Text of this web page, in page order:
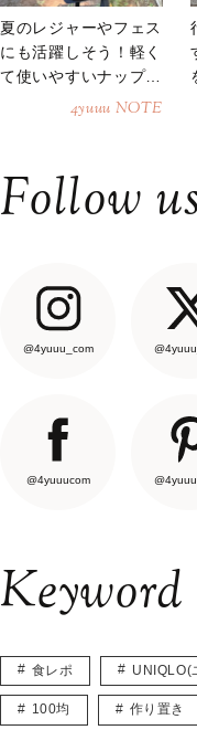
夏のレジャーやフェス
にも活躍しそう！軽く
て使いやすいナップサ
4yuuu NOTE
Follow
@4yuuu_com
@4yuuucom
Keyword
食レポ UNIQLO(
100均 作り置き